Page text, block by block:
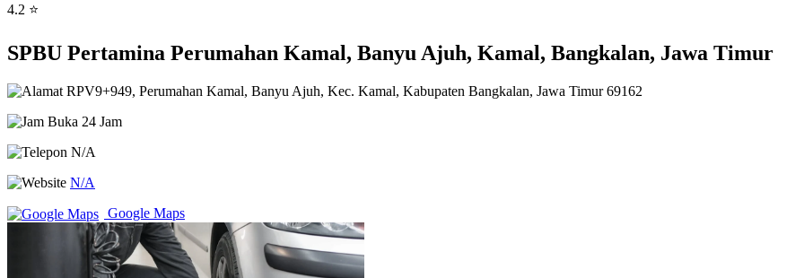
4.2 ⭐
SPBU Pertamina Perumahan Kamal, Banyu Ajuh, Kamal, Bangkalan, Jawa Timur
RPV9+949, Perumahan Kamal, Banyu Ajuh, Kec. Kamal, Kabupaten Bangkalan, Jawa Timur 69162
Buka 24 Jam
N/A
N/A
Google Maps